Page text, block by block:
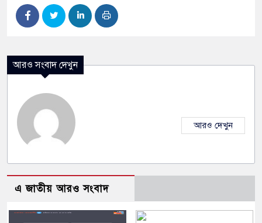
আরও সংবাদ দেখুন
আরও দেখুন
এ জাতীয় আরও সংবাদ